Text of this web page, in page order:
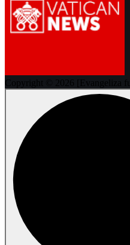
Copyright © 2026 [Evangeliza